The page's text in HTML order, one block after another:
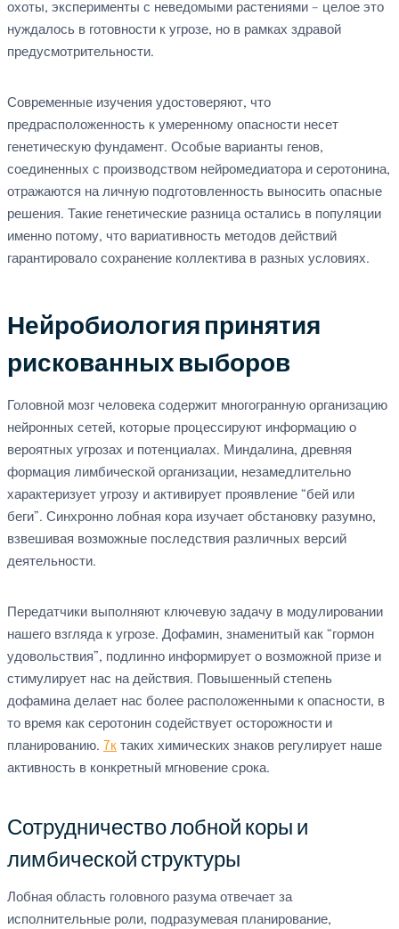
охоты, эксперименты с неведомыми растениями – целое это
нуждалось в готовности к угрозе, но в рамках здравой
предусмотрительности.
Современные изучения удостоверяют, что
предрасположенность к умеренному опасности несет
генетическую фундамент. Особые варианты генов,
соединенных с производством нейромедиатора и серотонина,
отражаются на личную подготовленность выносить опасные
решения. Такие генетические разница остались в популяции
именно потому, что вариативность методов действий
гарантировало сохранение коллектива в разных условиях.
Нейробиология принятия
рискованных выборов
Головной мозг человека содержит многогранную организацию
нейронных сетей, которые процессируют информацию о
вероятных угрозах и потенциалах. Миндалина, древняя
формация лимбической организации, незамедлительно
характеризует угрозу и активирует проявление “бей или
беги”. Синхронно лобная кора изучает обстановку разумно,
взвешивая возможные последствия различных версий
деятельности.
Передатчики выполняют ключевую задачу в модулировании
нашего взгляда к угрозе. Дофамин, знаменитый как “гормон
удовольствия”, подлинно информирует о возможной призе и
стимулирует нас на действия. Повышенный степень
дофамина делает нас более расположенными к опасности, в
то время как серотонин содействует осторожности и
планированию. 7к таких химических знаков регулирует наше
активность в конкретный мгновение срока.
Сотрудничество лобной коры и
лимбической структуры
Лобная область головного разума отвечает за
исполнительные роли, подразумевая планирование,